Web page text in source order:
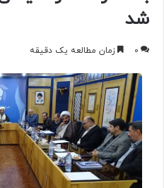
شد
0 زمان مطالعه یک دقیقه